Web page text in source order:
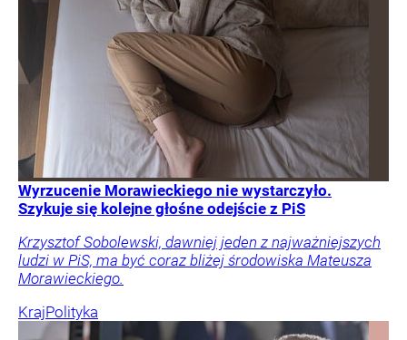
Wyrzucenie Morawieckiego nie wystarczyło.
Szykuje się kolejne głośne odejście z PiS
Krzysztof Sobolewski, dawniej jeden z najważniejszych
ludzi w PiS, ma być coraz bliżej środowiska Mateusza
Morawieckiego.
KrajPolityka